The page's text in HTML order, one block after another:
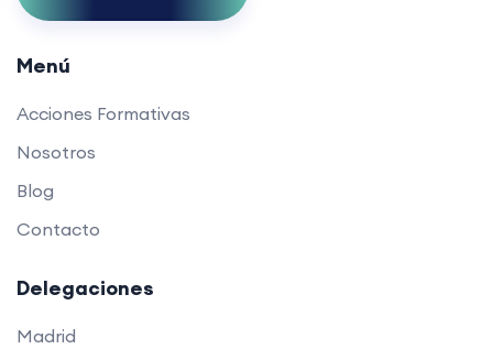
Menú
Acciones Formativas
Nosotros
Blog
Contacto
Delegaciones
Madrid